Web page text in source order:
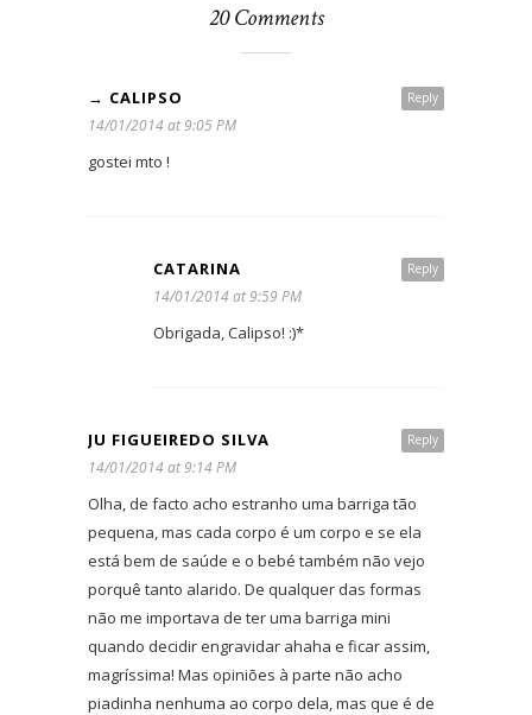
20 Comments
Reply
→ CALIPSO
14/01/2014 at 9:05 PM
gostei mto !
Reply
CATARINA
14/01/2014 at 9:59 PM
Obrigada, Calipso! :)*
Reply
JU FIGUEIREDO SILVA
14/01/2014 at 9:14 PM
Olha, de facto acho estranho uma barriga tão
pequena, mas cada corpo é um corpo e se ela
está bem de saúde e o bebé também não vejo
porquê tanto alarido. De qualquer das formas
não me importava de ter uma barriga mini
quando decidir engravidar ahaha e ficar assim,
magríssima! Mas opiniões à parte não acho
piadinha nenhuma ao corpo dela, mas que é de